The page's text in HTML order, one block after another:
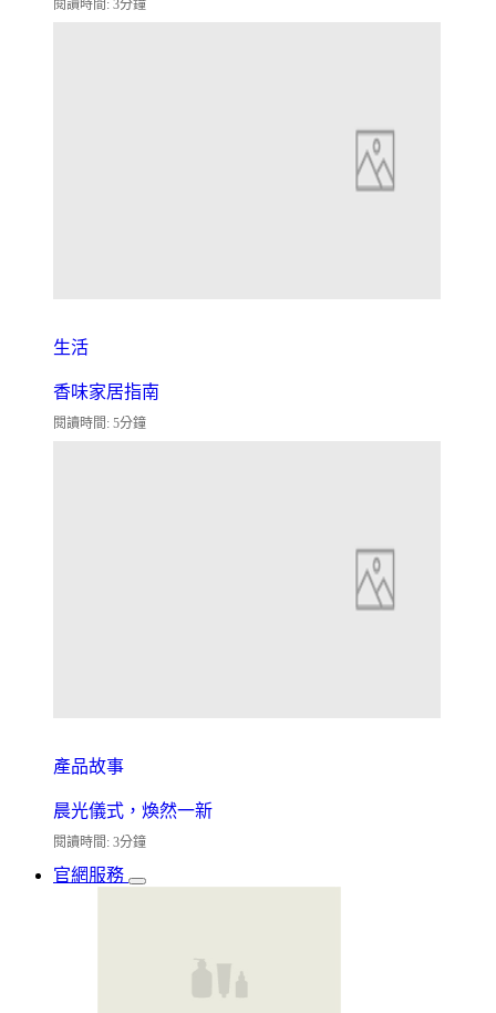
閱讀時間: 3分鐘
生活
香味家居指南
閱讀時間: 5分鐘
產品故事
晨光儀式，煥然一新
閱讀時間: 3分鐘
官網服務